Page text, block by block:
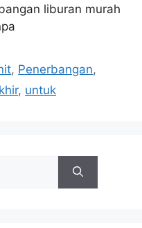
liburan murah
, Penerbangan,
, untuk